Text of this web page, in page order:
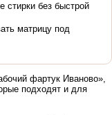
стирки без быстрой
матрицу под
фартук Иваново»,
подходят и для